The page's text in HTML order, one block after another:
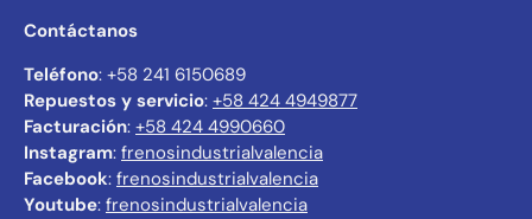
Contáctanos
Teléfono: +58 241 6150689
Repuestos y servicio: +58 424 4949877
Facturación: +58 424 4990660
Instagram: frenosindustrialvalencia
Facebook: frenosindustrialvalencia
Youtube: frenosindustrialvalencia